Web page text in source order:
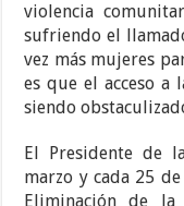
violencia
sufriendo el
vez más mujeres
es que el acceso a
siendo
El Presidente de
marzo y cada 25
Eliminación de